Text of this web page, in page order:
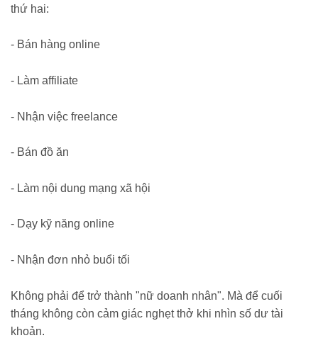
thứ hai:
- Bán hàng online
- Làm affiliate
- Nhận việc freelance
- Bán đồ ăn
- Làm nội dung mạng xã hội
- Dạy kỹ năng online
- Nhận đơn nhỏ buổi tối
Không phải để trở thành "nữ doanh nhân". Mà để cuối
tháng không còn cảm giác nghẹt thở khi nhìn số dư tài
khoản.